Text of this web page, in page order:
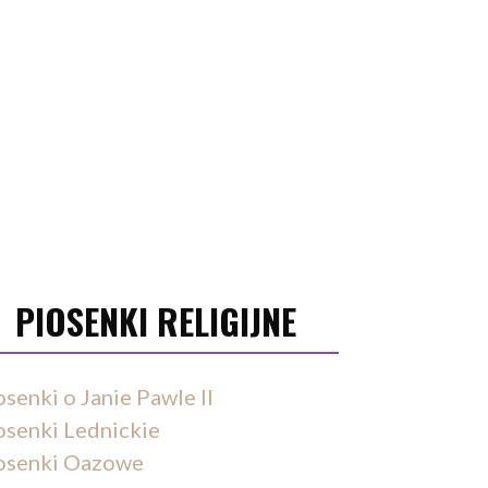
PIOSENKI RELIGIJNE
o Janie Pawle II
Lednickie
Oazowe